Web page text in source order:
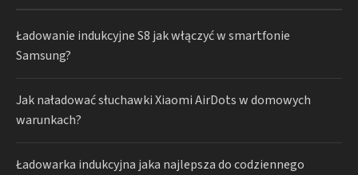
Ładowanie indukcyjne S8 jak włączyć w smartfonie
Samsung?
Jak naładować słuchawki Xiaomi AirDots w domowych
warunkach?
Ładowarka indukcyjna jaka najlepsza do codziennego